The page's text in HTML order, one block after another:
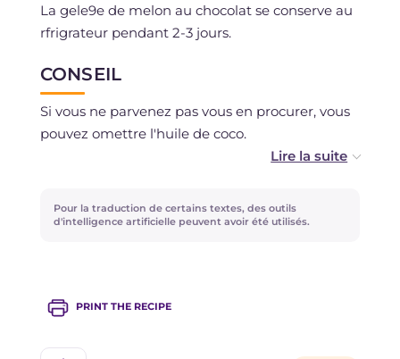
La gele9e de melon au chocolat se conserve au
rfrigrateur pendant 2-3 jours.
CONSEIL
Si vous ne parvenez pas vous en procurer, vous
pouvez omettre l'huile de coco.
utiliser du chocolat au lait.
de pastèqueet leGâteau froid au gelo di
Pour la traduction de certains textes, des outils
d'intelligence artificielle peuvent avoir été utilisés.
PRINT THE RECIPE